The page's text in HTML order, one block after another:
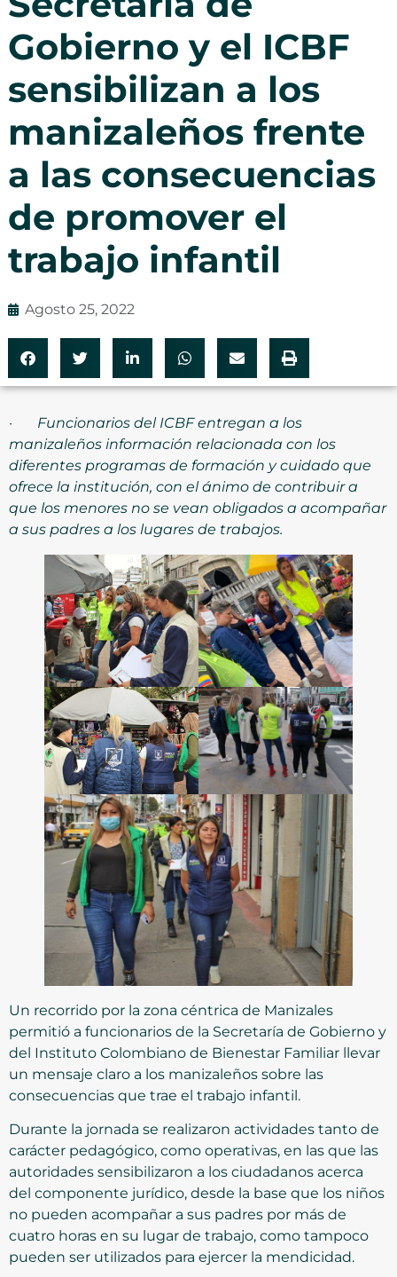
Gobierno y el ICBF
sensibilizan a los
manizaleños frente
a las consecuencias
de promover el
trabajo infantil
Agosto 25, 2022
· Funcionarios del ICBF entregan a los
manizaleños información relacionada con los
diferentes programas de formación y cuidado que
ofrece la institución, con el ánimo de contribuir a
que los menores no se vean obligados a acompañar
a sus padres a los lugares de trabajos.
Un recorrido por la zona céntrica de Manizales
permitió a funcionarios de la Secretaría de Gobierno y
del Instituto Colombiano de Bienestar Familiar llevar
un mensaje claro a los manizaleños sobre las
consecuencias que trae el trabajo infantil.
Durante la jornada se realizaron actividades tanto de
carácter pedagógico, como operativas, en las que las
autoridades sensibilizaron a los ciudadanos acerca
del componente jurídico, desde la base que los niños
no pueden acompañar a sus padres por más de
cuatro horas en su lugar de trabajo, como tampoco
pueden ser utilizados para ejercer la mendicidad.